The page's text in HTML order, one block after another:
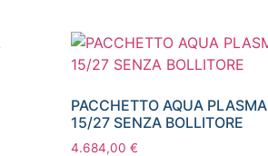
PACCHETTO AQUA PLASMA
15/27 SENZA BOLLITORE
4.684,00 €